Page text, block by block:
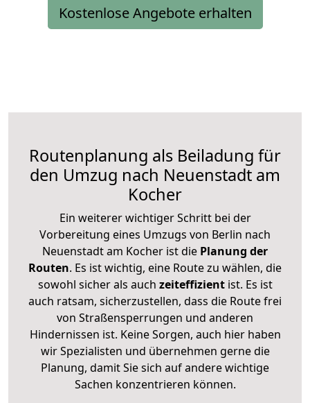
Kostenlose Angebote erhalten
Routenplanung als Beiladung für
den Umzug nach Neuenstadt am
Kocher
Ein weiterer wichtiger Schritt bei der
Vorbereitung eines Umzugs von Berlin nach
Neuenstadt am Kocher ist die Planung der
Routen. Es ist wichtig, eine Route zu wählen, die
sowohl sicher als auch zeiteffizientist. Es ist
auch ratsam, sicherzustellen, dass die Route frei
von Straßensperrungen und anderen
Hindernissen ist. Keine Sorgen, auch hier haben
wir Spezialisten und übernehmen gerne die
Planung, damit Sie sich auf andere wichtige
Sachen konzentrieren können.